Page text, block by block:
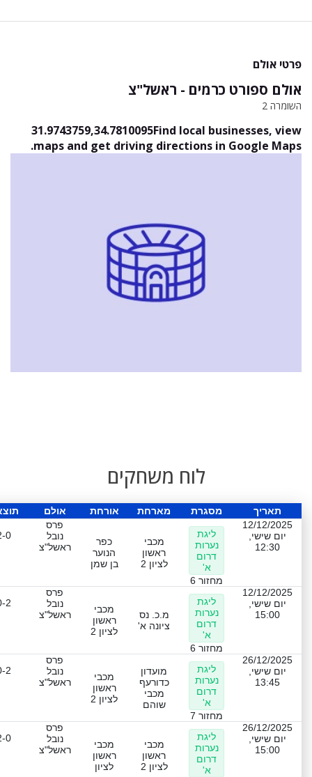
פרטי אולם
אולם ספורט כרמים - ראשל"צ
השומרה 2
31.9743759,34.7810095Find local businesses, view
maps and get driving directions in Google Maps.
לוח משחקים
תאריך מסגרת מארחת אורחת אולם
12/12/2025
יום שישי,
12:30
ליגת
נערות
דרום
א'
מחזור 6
מכבי
ראשון
לציון 2
כפר
הנוער
בן שמן
פרס
נובל
ראשל"צ
0
12/12/2025
יום שישי,
15:00
ליגת
נערות
דרום
א'
מחזור 6
מ.כ. נס
ציונה א'
מכבי
ראשון
לציון 2
פרס
נובל
ראשל"צ
2
26/12/2025
יום שישי,
13:45
ליגת
נערות
דרום
א'
מחזור 7
מועדון
כדורעף
מכבי
שוהם
מכבי
ראשון
לציון 2
פרס
נובל
ראשל"צ
2
26/12/2025
יום שישי,
15:00
ליגת
נערות
דרום
א'
מכבי
ראשון
לציון 2
מכבי
ראשון
לציון
פרס
נובל
ראשל"צ
0